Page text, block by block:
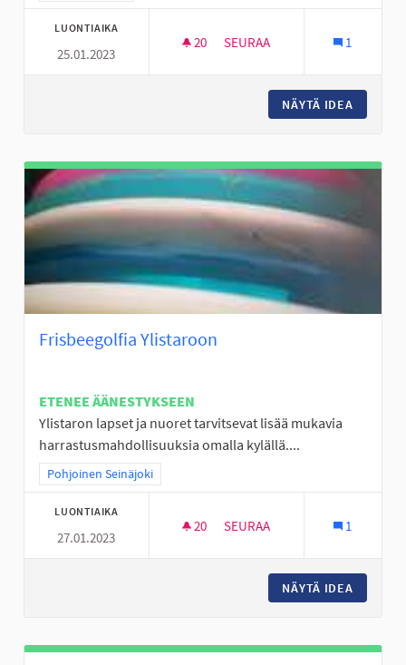
LUONTIAIKA
25.01.2023
20 20 SEURAAJAA
SEURAA 1
NÄYTÄ IDEA
Frisbeegolfia Ylistaroon
ETENEE ÄÄNESTYKSEEN
Ylistaron lapset ja nuoret tarvitsevat lisää mukavia
harrastusmahdollisuuksia omalla kylällä....
Rajaa tulokset teeman mukaan: Pohjoinen Seinäjoki
Pohjoinen Seinäjoki
LUONTIAIKA
27.01.2023
20 20 SEURAAJAA
SEURAA 1
NÄYTÄ IDEA